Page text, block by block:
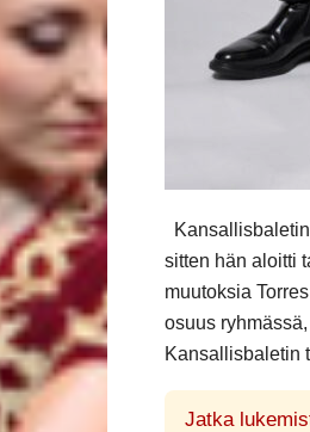
sitten hän aloitti
muutoksia
osuus
Kansallisbaletin
Jatka